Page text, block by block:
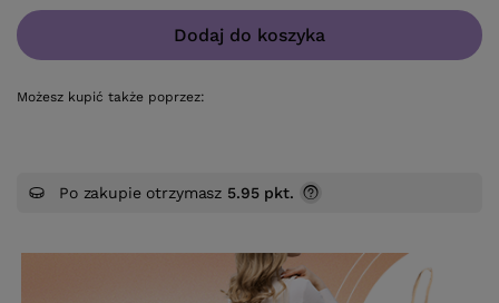
Dodaj do koszyka
Możesz kupić także poprzez:
Po zakupie otrzymasz 5.95 pkt.